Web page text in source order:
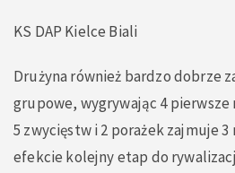
KS DAP Kielce Biali
Drużyna również bardzo dobrze
grupowe, wygrywając 4 pierwsze
5 zwycięstw i 2 porażek zajmuje
efekcie kolejny etap do